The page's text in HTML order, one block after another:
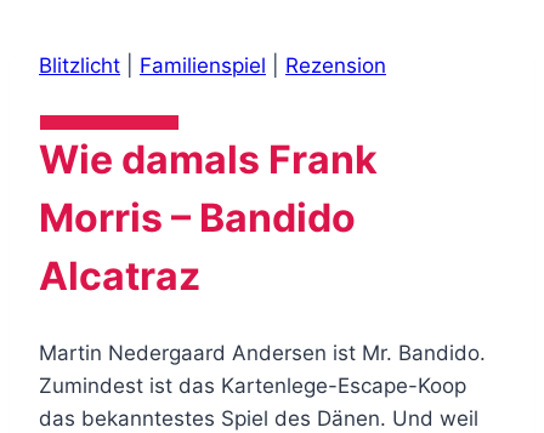
Blitzlicht Familienspiel Rezension
Wie damals Frank
Morris – Bandido
Alcatraz
Martin Nedergaard Andersen ist Mr. Bandido.
Zumindest ist das Kartenlege-Escape-Koop
das bekanntestes Spiel des Dänen. Und weil